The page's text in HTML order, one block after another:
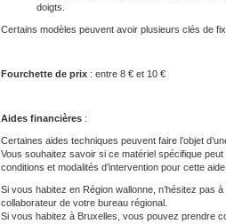
doigts.
Certains modèles peuvent avoir plusieurs clés de
Fourchette de prix: entre 8 € et 10 €
Aides financières:
Certaines aides techniques peuvent faire l’objet
Vous souhaitez savoir si ce matériel spécifique
conditions et modalités d’intervention pour cette
Si vous habitez en Région wallonne, n’hésitez pas
collaborateur de votre bureau régional.
Si vous habitez à Bruxelles, vous pouvez prendre